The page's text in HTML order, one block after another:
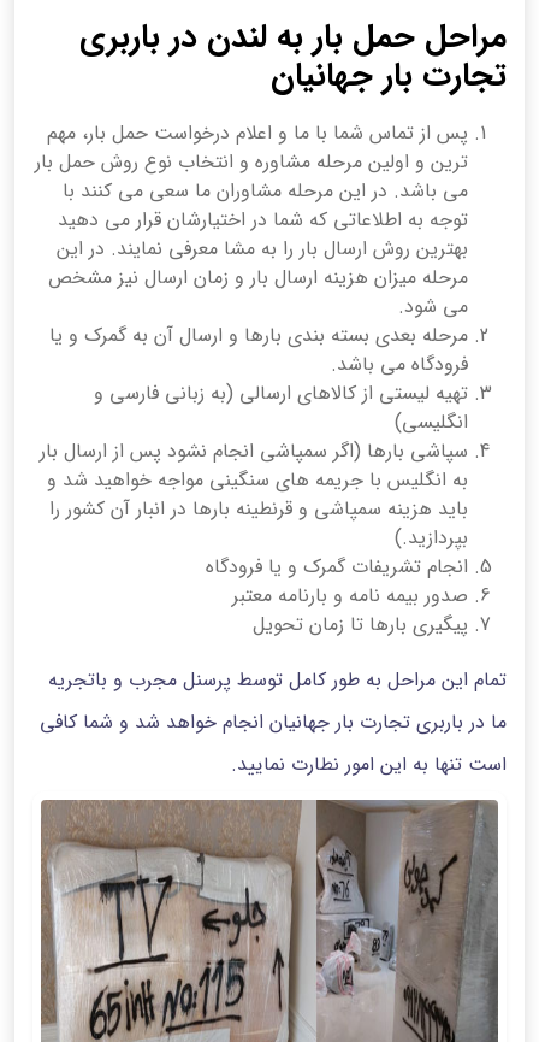
مراحل حمل بار به لندن در باربری
تجارت بار جهانیان
پس از تماس شما با ما و اعلام درخواست حمل بار، مهم
ترین و اولین مرحله مشاوره و انتخاب نوع روش حمل بار
می باشد. در این مرحله مشاوران ما سعی می کنند با
توجه به اطلاعاتی که شما در اختیارشان قرار می دهید
بهترین روش ارسال بار را به مشا معرفی نمایند. در این
مرحله میزان هزینه ارسال بار و زمان ارسال نیز مشخص
می شود.
مرحله بعدی بسته بندی بارها و ارسال آن به گمرک و یا
فرودگاه می باشد.
تهیه لیستی از کالاهای ارسالی (به زبانی فارسی و
انگلیسی)
سپاشی بارها (اگر سمپاشی انجام نشود پس از ارسال بار
به انگلیس با جریمه های سنگینی مواجه خواهید شد و
باید هزینه سمپاشی و قرنطینه بارها در انبار آن کشور را
بپردازید.)
انجام تشریفات گمرک و یا فرودگاه
صدور بیمه نامه و بارنامه معتبر
پیگیری بارها تا زمان تحویل
تمام این مراحل به طور کامل توسط پرسنل مجرب و باتجریه
ما در باربری تجارت بار جهانیان انجام خواهد شد و شما کافی
است تنها به این امور نطارت نمایید.